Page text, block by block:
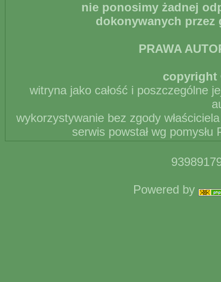
nie ponosimy żadnej
dokonywanych
PRAWA
copyright
witryna jako całość i poszczególne
wykorzystywanie bez zgody
serwis powstał wg
Powered by